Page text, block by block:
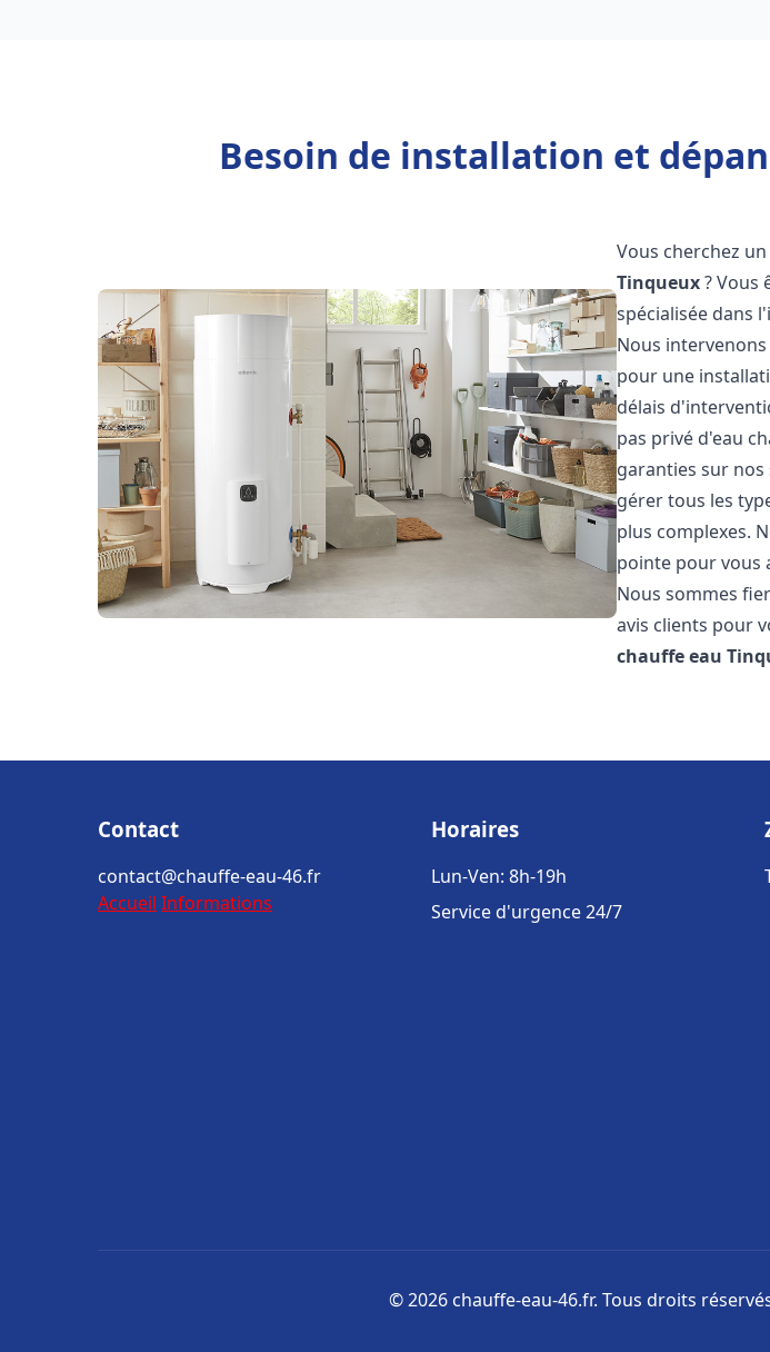
Besoin de installation et
Vous cherchez
Tinqueux? Vous
spécialisée dans
Nous
pour une
délais
pas privé d'eau
garanties sur
gérer tous les
plus complexes.
pointe pour vous
Nous sommes
avis clients pour
chauffe eau
Contact
contact@chauffe-eau-46.fr
Accueil Informations
Horaires
Lun-Ven: 8h-19h
Service d'urgence 24/7
© 2026 chauffe-eau-46.fr. Tous droits